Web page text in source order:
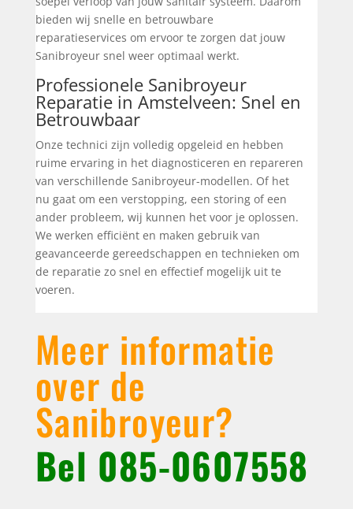
bieden wij snelle en betrouwbare
reparatieservices om ervoor te zorgen dat jouw
Sanibroyeur snel weer optimaal werkt.
Professionele Sanibroyeur
Reparatie in Amstelveen: Snel en
Betrouwbaar
Onze technici zijn volledig opgeleid en hebben
ruime ervaring in het diagnosticeren en repareren
van verschillende Sanibroyeur-modellen. Of het
nu gaat om een verstopping, een storing of een
ander probleem, wij kunnen het voor je oplossen.
We werken efficiënt en maken gebruik van
geavanceerde gereedschappen en technieken om
de reparatie zo snel en effectief mogelijk uit te
voeren.
Meer informatie
over de
Sanibroyeur?
Bel 085-0607558